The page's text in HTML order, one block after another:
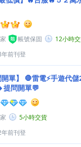
帳號保固
12小時
年前刊登
單】
🛑雷電⚡️手遊代
提問開單💬
5小時交貨
年前刊登